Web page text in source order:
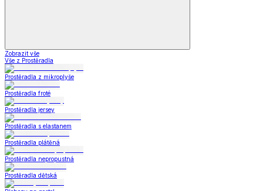
Zobrazit vše
Vše z Prostěradla
Prostěradla z mikroplyše
Prostěradla froté
Prostěradla jersey
Prostěradla s elastanem
Prostěradla plátěná
Prostěradla nepropustná
Prostěradla dětská